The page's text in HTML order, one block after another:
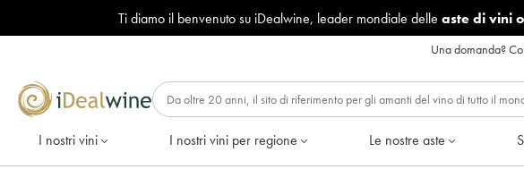
Ti diamo il benvenuto su iDealwine, leader mondiale delle aste di vini
Una domanda?
I nostri vini I nostri vini per regione Le nostre aste